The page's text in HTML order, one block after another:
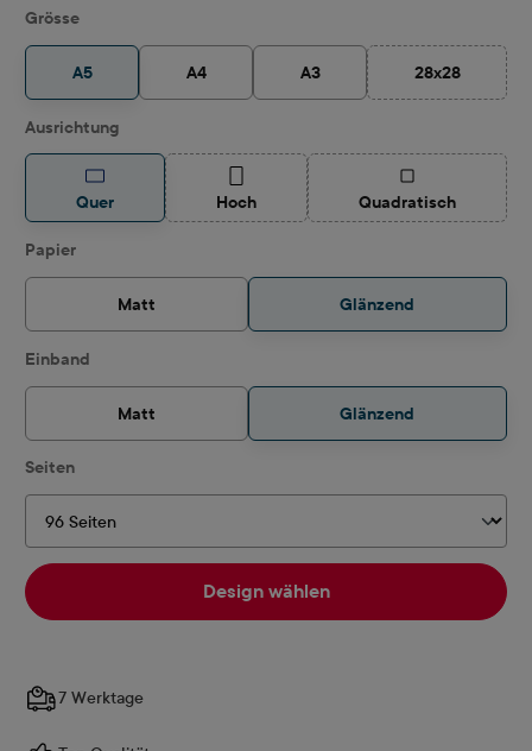
Grösseauswählen
A5 A4 A3 28x28
(Diese
Ausrichtungauswählen
Quer Hoch(Diese Option ist zurzeit nicht verfügbar.)
Quadratisch(Diese Option ist
Papierauswählen
Matt Glänzend
Einband
Matt Glänzend
Seitenauswählen
Design wählen
7 Werktage